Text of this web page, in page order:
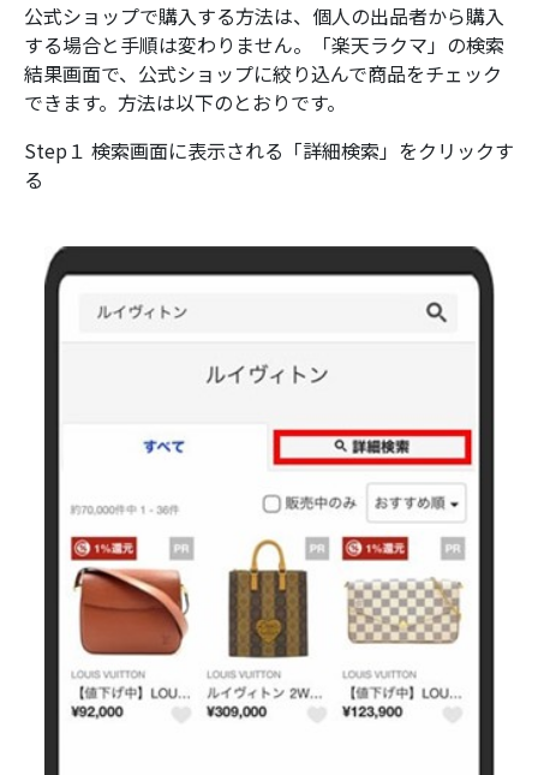
公式ショップで購入する方法は、個人の出品者から購入
する場合と手順は変わりません。「楽天ラクマ」の検索
結果画面で、公式ショップに絞り込んで商品をチェック
できます。方法は以下のとおりです。
Step１ 検索画面に表示される「詳細検索」をクリックす
る